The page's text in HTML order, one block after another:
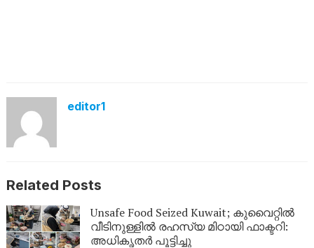
editor1
Related Posts
Unsafe Food Seized Kuwait; കുവൈറ്റിൽ
വീടിനുള്ളിൽ രഹസ്യ മിഠായി ഫാക്ടറി:
അധികൃതർ പൂട്ടിച്ചു